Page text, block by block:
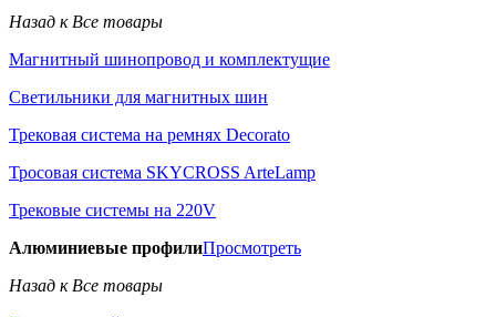
Назад к Все товары
Магнитный шинопровод и комплектущие
Светильники для магнитных шин
Трековая система на ремнях Decorato
Тросовая система SKYCROSS ArteLamp
Трековые системы на 220V
Алюминиевые профилиПросмотреть
Назад к Все товары